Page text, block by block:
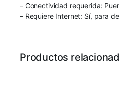
– Conectividad requerida:
– Requiere Internet: Sí, para
Productos